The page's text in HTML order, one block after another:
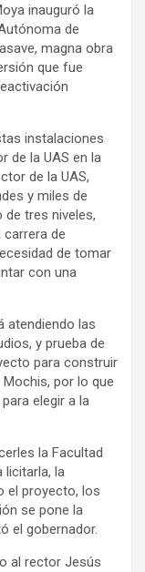
inauguró la
de
magna obra
que fue
instalaciones
de la UAS en la
de la UAS,
y miles de
de tres niveles,
de
de tomar
con una
atendiendo las
y prueba de
para construir
por lo que
elegir a la
la Facultad
licitarla, la
el proyecto, los
se pone la
el gobernador.
al rector Jesús